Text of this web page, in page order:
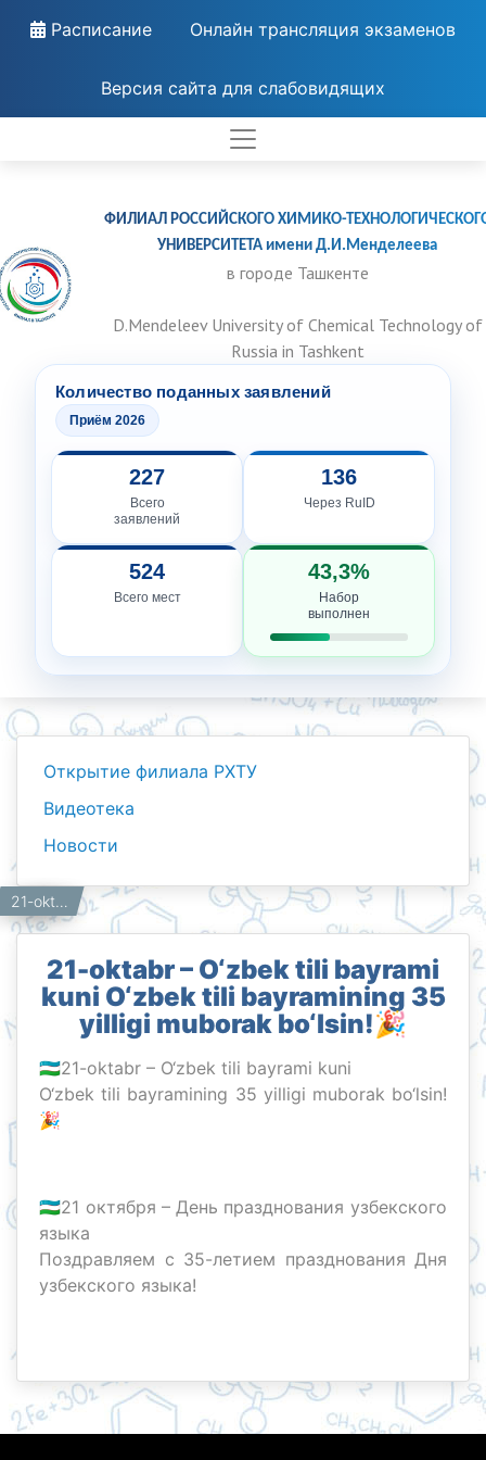
Расписание Онлайн трансляция экзаменов
Версия сайта для слабовидящих
ФИЛИАЛ РОССИЙСКОГО ХИМИКО-
УНИВЕРСИТЕТА имени Д.И.Менделеева
в городе Ташкенте
D.Mendeleev University of Chemical Technology of
Russia in Tashkent
Количество поданных заявлений
Приём 2026
227
Всего
заявлений
136
Через RuID
524
Всего мест
43,3%
Набор
выполнен
Открытие филиала РХТУ
Видеотека
Новости
Главная
Работникам
Новости 21-oktabr – O‘zbek tili bayrami kuni O‘zbek tili bayramining 35 yilligi muborak bo‘lsin!🎉
21-oktabr – O‘zbek tili bayrami
kuni O‘zbek tili bayramining 35
yilligi muborak bo‘lsin!🎉
🇺🇿21-oktabr – O‘zbek tili bayrami kuni
O‘zbek tili bayramining 35 yilligi muborak bo‘lsin!
🎉
🇺🇿21 октября – День празднования узбекского
языка
Поздравляем с 35-летием празднования Дня
узбекского языка!